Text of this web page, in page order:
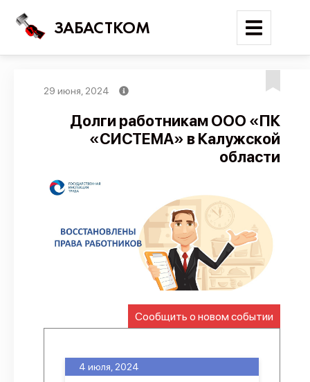
ЗАБАСТКОМ
Поиск
Трудовые конфликты
Отчеты
Предложить публикацию
Справочник
API
О проекте
29 июня, 2024
Долги работникам ООО «ПК
«СИСТЕМА» в Калужской
области
Сообщить о новом событии
4 июля, 2024